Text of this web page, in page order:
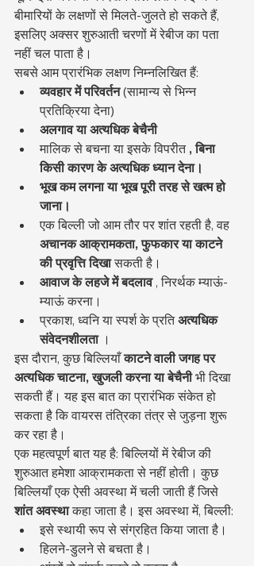
बीमारियों के लक्षणों से मिलते-जुलते हो सकते हैं,
इसलिए अक्सर शुरुआती चरणों में रेबीज का पता
नहीं चल पाता है।
सबसे आम प्रारंभिक लक्षण निम्नलिखित हैं:
व्यवहार में परिवर्तन (सामान्य से भिन्न
प्रतिक्रिया देना)
अलगाव या अत्यधिक बेचैनी
मालिक से बचना या इसके विपरीत , बिना
किसी कारण के अत्यधिक ध्यान देना।
भूख कम लगना या भूख पूरी तरह से खत्म हो
जाना।
एक बिल्ली जो आम तौर पर शांत रहती है, वह
अचानक आक्रामकता, फुफकार या काटने
की प्रवृत्ति दिखा सकती है।
आवाज के लहजे में बदलाव , निरर्थक म्याऊं-
म्याऊं करना।
प्रकाश, ध्वनि या स्पर्श के प्रति अत्यधिक
संवेदनशीलता ।
इस दौरान, कुछ बिल्लियाँ काटने वाली जगह पर
अत्यधिक चाटना, खुजली करना या बेचैनी भी दिखा
सकती हैं। यह इस बात का प्रारंभिक संकेत हो
सकता है कि वायरस तंत्रिका तंत्र से जुड़ना शुरू
कर रहा है।
एक महत्वपूर्ण बात यह है: बिल्लियों में रेबीज की
शुरुआत हमेशा आक्रामकता से नहीं होती। कुछ
बिल्लियाँ एक ऐसी अवस्था में चली जाती हैं जिसे
शांत अवस्था कहा जाता है। इस अवस्था में, बिल्ली:
इसे स्थायी रूप से संग्रहित किया जाता है।
हिलने-डुलने से बचता है।